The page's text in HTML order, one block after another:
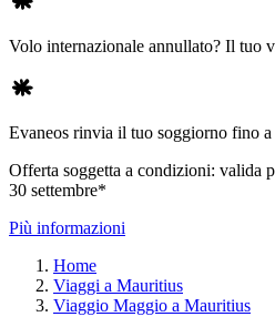
Volo internazionale annullato? Il tuo
Evaneos rinvia il tuo soggiorno fino a
Offerta soggetta a condizioni: valida
30 settembre*
Più informazioni
Home
Viaggi a Mauritius
Viaggio Maggio a Mauritius